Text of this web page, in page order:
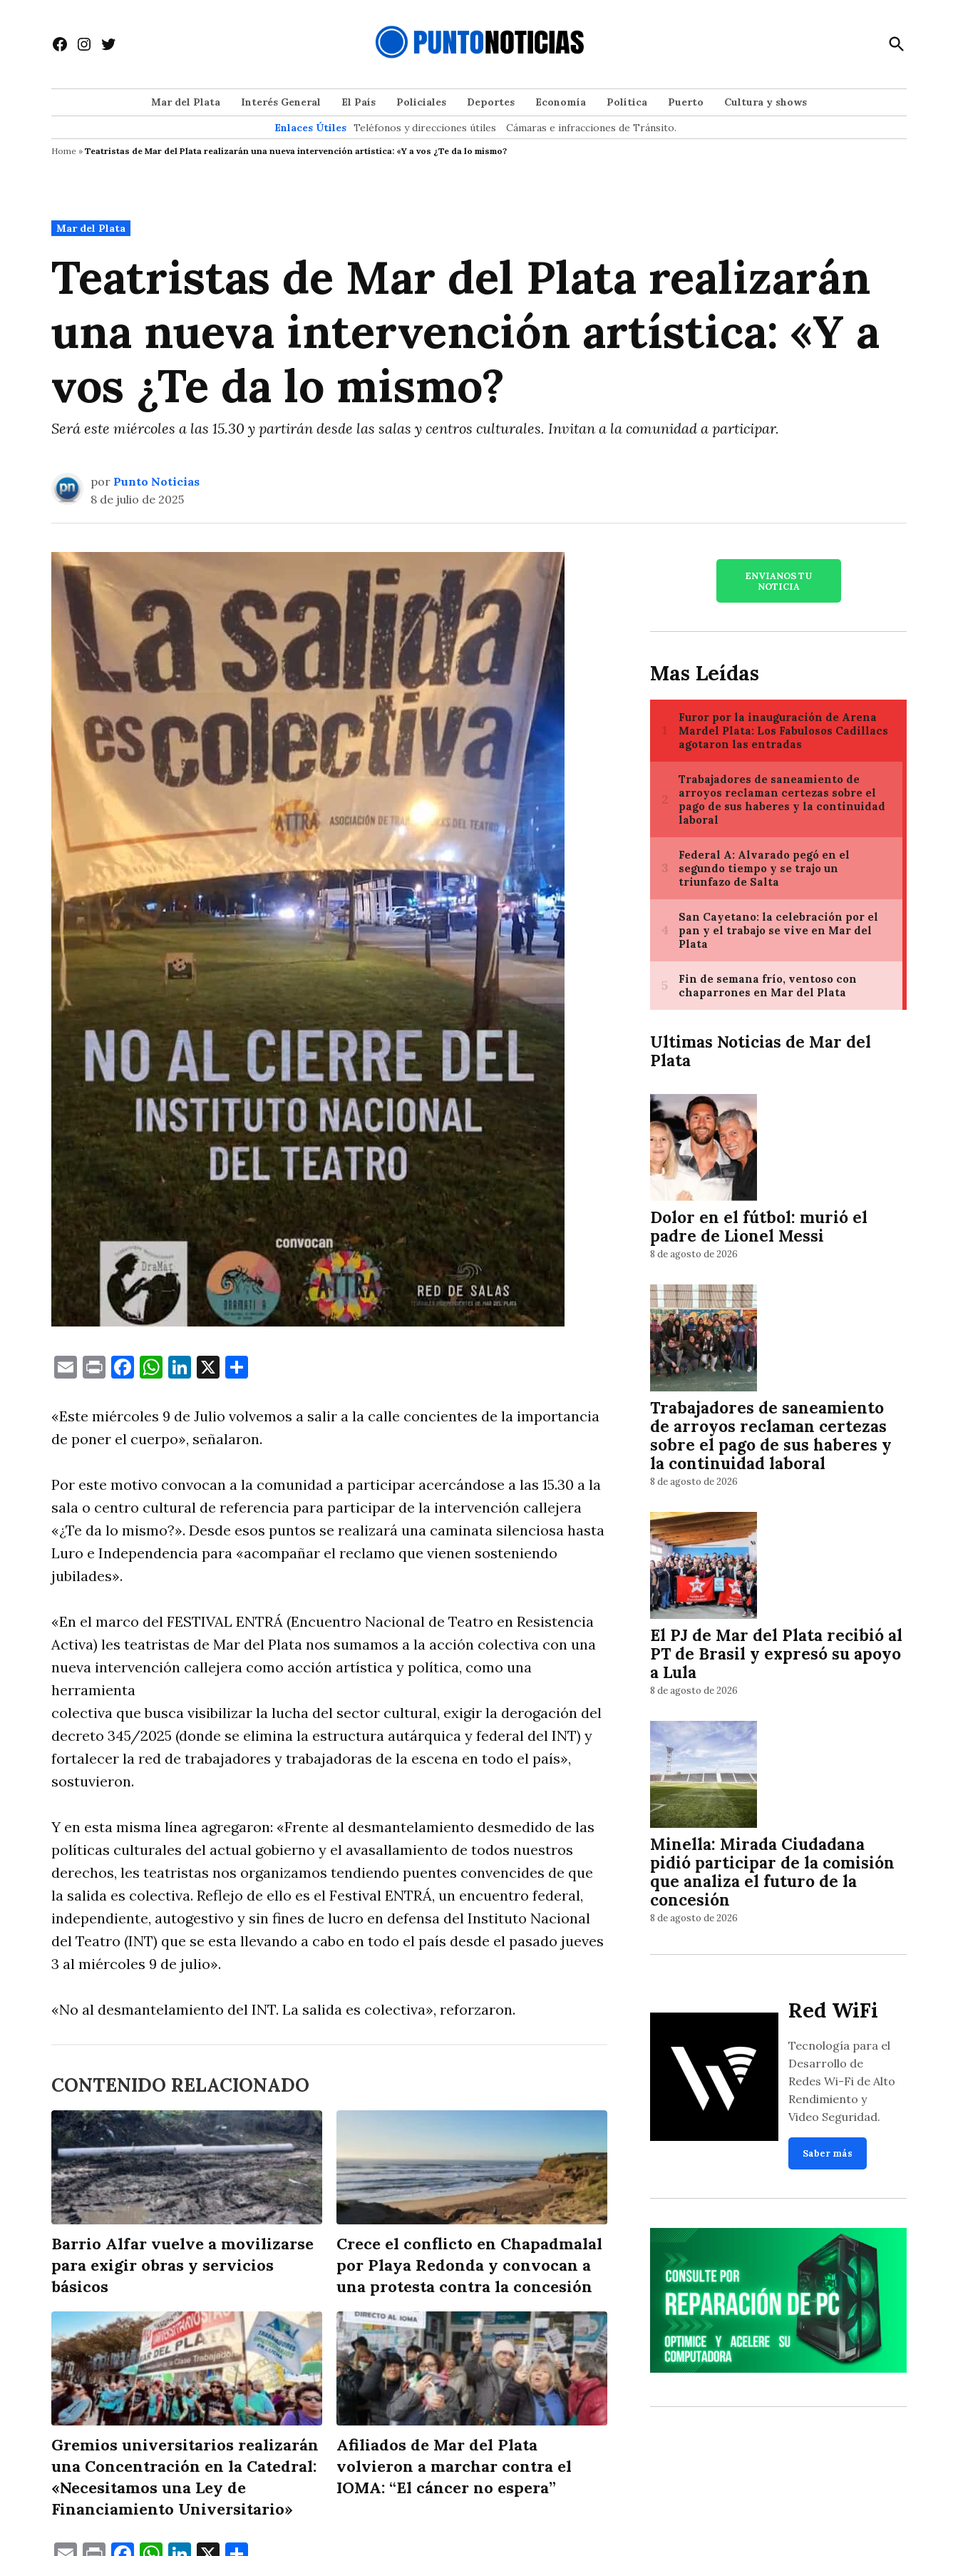
contenido
Facebook
Instagram
Twitter
Open
Search
Mar del Plata Interés General El País Policiales Deportes Economía Política Puerto
Cultura y shows
Enlaces Útiles Teléfonos y direcciones útiles Cámaras e infracciones de Tránsito.
Home » Teatristas de Mar del Plata realizarán una nueva intervención artística: «Y a vos ¿Te da lo mismo?
Publicado
en
Mar del Plata
Teatristas de Mar del Plata realizarán
una nueva intervención artística: «Y a
vos ¿Te da lo mismo?
Será este miércoles a las 15.30 y partirán desde las salas y centros culturales. Invitan a la comunidad a participar.
por Punto Noticias
8 de julio de 2025
EmailPrintFacebook
WhatsApp
LinkedIn
X
«Este miércoles 9 de Julio volvemos a salir a la calle concientes de la importancia
de poner el cuerpo», señalaron.
Por este motivo convocan a la comunidad a participar acercándose a las 15.30 a la
sala o centro cultural de referencia para participar de la intervención callejera
«¿Te da lo mismo?». Desde esos puntos se realizará una caminata silenciosa hasta
Luro e Independencia para «acompañar el reclamo que vienen sosteniendo
jubilades».
«En el marco del FESTIVAL ENTRÁ (Encuentro Nacional de Teatro en Resistencia
Activa) les teatristas de Mar del Plata nos sumamos a la acción colectiva con una
nueva intervención callejera como acción artística y política, como una
herramienta
colectiva que busca visibilizar la lucha del sector cultural, exigir la derogación del
decreto 345/2025 (donde se elimina la estructura autárquica y federal del INT) y
fortalecer la red de trabajadores y trabajadoras de la escena en todo el país»,
sostuvieron.
Y en esta misma línea agregaron: «Frente al desmantelamiento desmedido de las
políticas culturales del actual gobierno y el avasallamiento de todos nuestros
derechos, les teatristas nos organizamos tendiendo puentes convencides de que
la salida es colectiva. Reflejo de ello es el Festival ENTRÁ, un encuentro federal,
independiente, autogestivo y sin fines de lucro en defensa del Instituto Nacional
del Teatro (INT) que se esta llevando a cabo en todo el país desde el pasado jueves
3 al miércoles 9 de julio».
«No al desmantelamiento del INT. La salida es colectiva», reforzaron.
CONTENIDO RELACIONADO
Barrio Alfar vuelve a movilizarse
para exigir obras y servicios
básicos
Crece el conflicto en Chapadmalal
por Playa Redonda y convocan a
una protesta contra la concesión
Gremios universitarios realizarán
una Concentración en la Catedral:
«Necesitamos una Ley de
Financiamiento Universitario»
Afiliados de Mar del Plata
volvieron a marchar contra el
IOMA: “El cáncer no espera”
ENVIANOS TU
NOTICIA
Mas Leídas
Ultimas Noticias de Mar del
Plata
Dolor en el fútbol: murió el
padre de Lionel Messi
8 de agosto de 2026
Trabajadores de saneamiento
de arroyos reclaman certezas
sobre el pago de sus haberes y
la continuidad laboral
8 de agosto de 2026
El PJ de Mar del Plata recibió al
PT de Brasil y expresó su apoyo
a Lula
8 de agosto de 2026
Minella: Mirada Ciudadana
pidió participar de la comisión
que analiza el futuro de la
concesión
8 de agosto de 2026
Red WiFi
Tecnología para el
Desarrollo de
Redes Wi-Fi de Alto
Rendimiento y
Video Seguridad.
Saber más